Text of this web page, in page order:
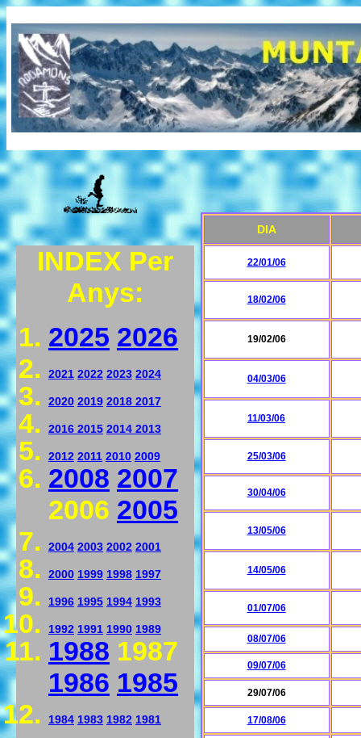
DIA
22/01/06
18/02/06
19/02/06
04/03/06
11/03/06
25/03/06
30/04/06
13/05/06
14/05/06
01/07/06
08/07/06
09/07/06
29/07/06
17/08/06
INDEX Per
Anys:
2025 2026
2021 2022 2023 2024
2020 2019 2018 2017
2016 2015 2014 2013
2012 2011 2010 2009
2008 2007
2006 2005
2004 2003 2002 2001
2000 1999 1998 1997
1996 1995 1994 1993
1992 1991 1990 1989
1988 1987
1986 1985
1984 1983 1982 1981